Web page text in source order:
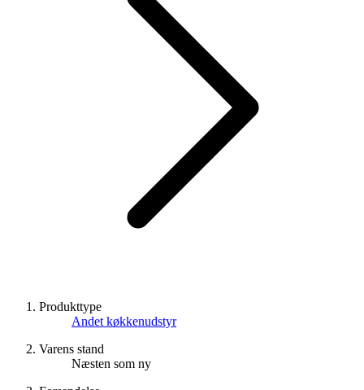
Produkttype
Andet køkkenudstyr
Varens stand
Næsten som ny